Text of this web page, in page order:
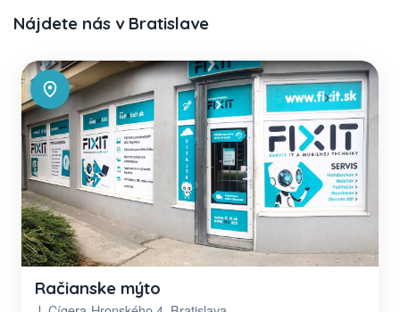
Nájdete nás v Bratislave
Račianske mýto